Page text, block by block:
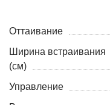
Оттаивание
Ширина встраивания
(см)
Управление